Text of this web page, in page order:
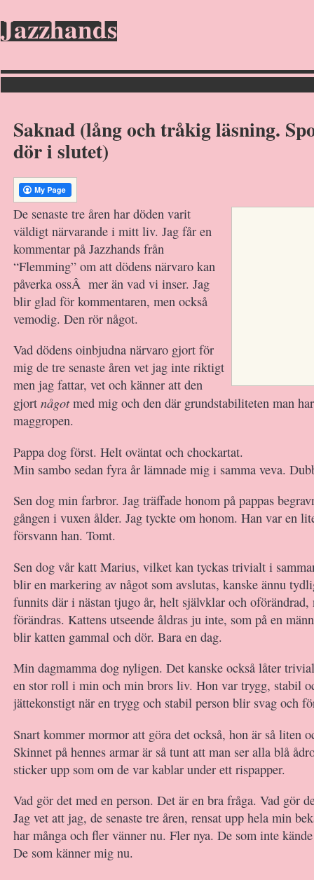
Jazzhands
Saknad (lång och tråkig läsning.
dör i slutet)
De senaste tre åren har döden varit
väldigt närvarande i mitt liv. Jag får en
kommentar på Jazzhands från
“Flemming” om att dödens närvaro kan
påverka ossÂ mer än vad vi inser. Jag
blir glad för kommentaren, men också
vemodig. Den rör något.
Vad dödens oinbjudna närvaro gjort för
mig de tre senaste åren vet jag inte riktigt
men jag fattar, vet och känner att den
gjort någotmed mig och den där grundstabiliteten man
maggropen.
Pappa dog först. Helt oväntat och chockartat.
Min sambo sedan fyra år lämnade mig i samma veva.
Sen dog min farbror. Jag träffade honom på pappas
gången i vuxen ålder. Jag tyckte om honom. Han var en
försvann han. Tomt.
Sen dog vår katt Marius, vilket kan tyckas trivialt i
blir en markering av något som avslutas, kanske ännu
funnits där i nästan tjugo år, helt självklar och
förändras. Kattens utseende åldras ju inte, som på en
blir katten gammal och dör. Bara en dag.
Min dagmamma dog nyligen. Det kanske också låter
en stor roll i min och min brors liv. Hon var trygg, stabil
jättekonstigt när en trygg och stabil person blir svag och
Snart kommer mormor att göra det också, hon är så liten
Skinnet på hennes armar är så tunt att man ser alla blå
sticker upp som om de var kablar under ett rispapper.
Vad gör det med en person. Det är en bra fråga. Vad gör
Jag vet att jag, de senaste tre åren, rensat upp hela min
har många och fler vänner nu. Fler nya. De som inte
De som känner mig nu.